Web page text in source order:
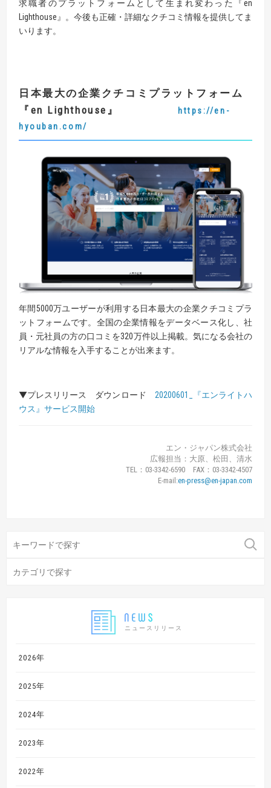
ニュースリリース
2026年
2025年
2024年
2023年
2022年
求職者のプラットフォームとして生まれ変わった『en
Lighthouse』。今後も正確・詳細なクチコミ情報を提供してま
いります。
日本最大の企業クチコミプラットフォーム
『 en Lighthouse』https://en-
hyouban.com/
年間5000万ユーザーが利用する日本最大の企業クチコミプラ
ットフォームです。全国の企業情報をデータベース化し、社
員・元社員の方の口コミを320万件以上掲載。気になる会社の
リアルな情報を入手することが出来ます。
▼プレスリリース ダウンロード 20200601_『エンライトハ
ウス』サービス開始
エン・ジャパン株式会社
広報担当：大原、松田、清水
TEL：03-3342-6590 FAX：03-3342-4507
E-mail:en-press@en-japan.com